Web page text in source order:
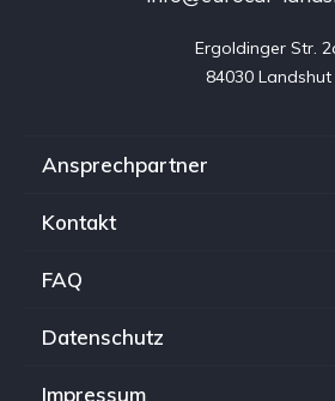
Ergoldinger Str.
84030 Landshut
Ansprechpartner
Kontakt
FAQ
Datenschutz
Impressum